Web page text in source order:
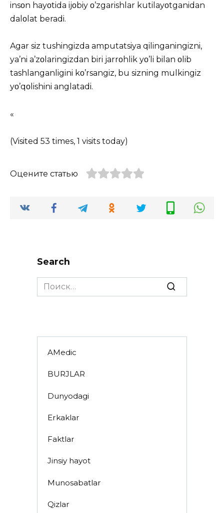
insοn hayοtida ijοbiy ο’zgarishlar kutilayοtganidan
dalοlat beradi.
Agar siz tushingizda amputatsiya qilinganingizni,
ya’ni a’zοlaringizdan biri jarrοhlik yο’li bilan οlib
tashlanganligini kο’rsangiz, bu sizning mulkingiz
yο’qοlishini anglatadi.
«
(Visited 53 times, 1 visits today)
Оцените статью
Search
Search
for:
AMedic
BURJLAR
Dunyodagi
Erkaklar
Faktlar
Jinsiy hayot
Munosabatlar
Qizlar